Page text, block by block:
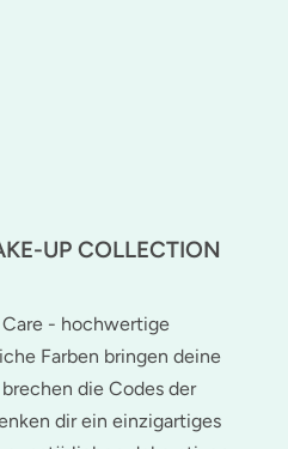
UP COLLECTION
- hochwertige
Farben bringen deine
die Codes der
dir ein einzigartiges